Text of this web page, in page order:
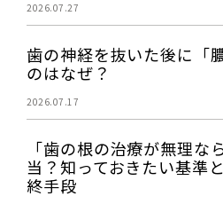
2026.07.27
歯の神経を抜いた後に「
のはなぜ？
2026.07.17
「歯の根の治療が無理な
当？知っておきたい基準
終手段